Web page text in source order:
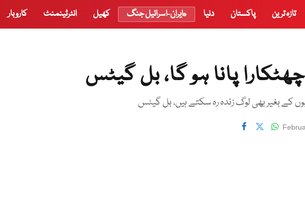
تازہ ترین پاکستان دنیا ایران-اسرائیل جنگ کھیل انٹرٹینمنٹ کاروبار
پانا ہو گا، بل گیٹس
کے بغیر بھی لوگ زندہ رہ سکتے ہیں، بل گیٹس